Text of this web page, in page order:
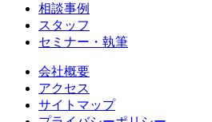
相談事例
スタッフ
セミナー・執筆
会社概要
アクセス
サイトマップ